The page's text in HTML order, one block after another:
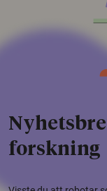
forskning